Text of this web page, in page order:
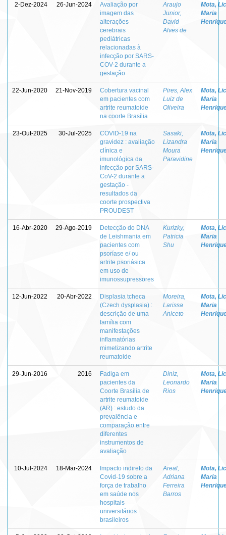
2-Dez-2024 26-Jun-2024
Avaliação por
imagem das
alterações
cerebrais
pediátricas
relacionadas à
infecção por SARS-
COV-2 durante a
gestação
Araujo
Junior,
David
Alves de
Mota,
Maria
22-Jun-2020 21-Nov-2019
Cobertura vacinal
em pacientes com
artrite reumatoide
na coorte Brasília
Pires, Alex
Luiz de
Oliveira
Mota,
Maria
23-Out-2025 30-Jul-2025
COVID-19 na
gravidez : avaliação
clínica e
imunológica da
infecção por SARS-
CoV-2 durante a
gestação -
resultados da
coorte prospectiva
PROUDEST
Sasaki,
Lizandra
Moura
Paravidine
Mota,
Maria
16-Abr-2020 29-Ago-2019
Detecção do DNA
de Leishmania em
pacientes com
psoríase e/ ou
artrite psoriásica
em uso de
imunossupressores
Kurizky,
Patricia
Shu
Mota,
Maria
12-Jun-2022 20-Abr-2022
Displasia tcheca
(Czech dysplasia) :
descrição de uma
família com
manifestações
inflamatórias
mimetizando artrite
reumatoide
Moreira,
Larissa
Aniceto
Mota,
Maria
29-Jun-2016 2016
Fadiga em
pacientes da
Coorte Brasília de
artrite reumatoide
(AR) : estudo da
prevalência e
comparação entre
diferentes
instrumentos de
avaliação
Diniz,
Leonardo
Rios
Mota,
Maria
10-Jul-2024 18-Mar-2024
Impacto indireto da
Covid-19 sobre a
força de trabalho
em saúde nos
hospitais
universitários
brasileiros
Areal,
Adriana
Ferreira
Barros
Mota,
Maria